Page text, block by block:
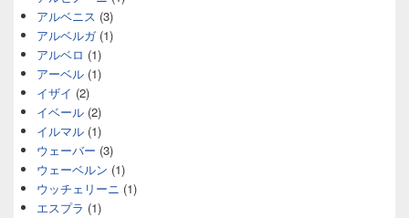
アルベニス (3)
アルベルガ(1)
アルベロ (1)
アーベル (1)
イザイ (2)
イベール (2)
イルマル (1)
ウェーバー (3)
ウェーベルン (1)
ウッチェリーニ (1)
エスプラ (1)